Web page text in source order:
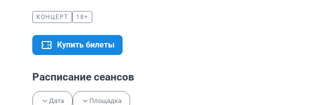
КОНЦЕРТ 18+
Купить билеты
Расписание сеансов
Дата Площадка